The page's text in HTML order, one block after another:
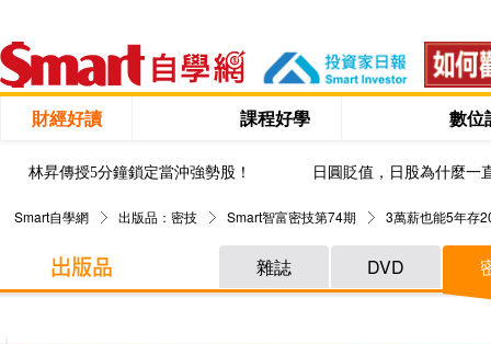
財經好讀 課程好學 數位
林昇傳授5分鐘鎖定當沖強勢股！ 日圓貶值，日股為什麼一
Smart自學網 出版品：密技 Smart智富密技第74期 3萬薪也能5年存
雜誌 DVD